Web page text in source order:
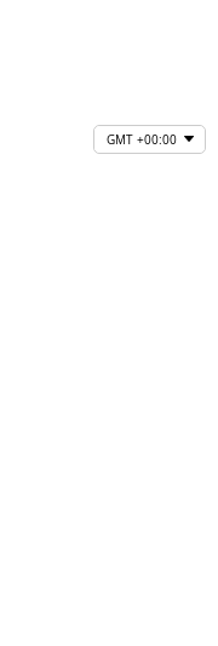
GMT +00:00